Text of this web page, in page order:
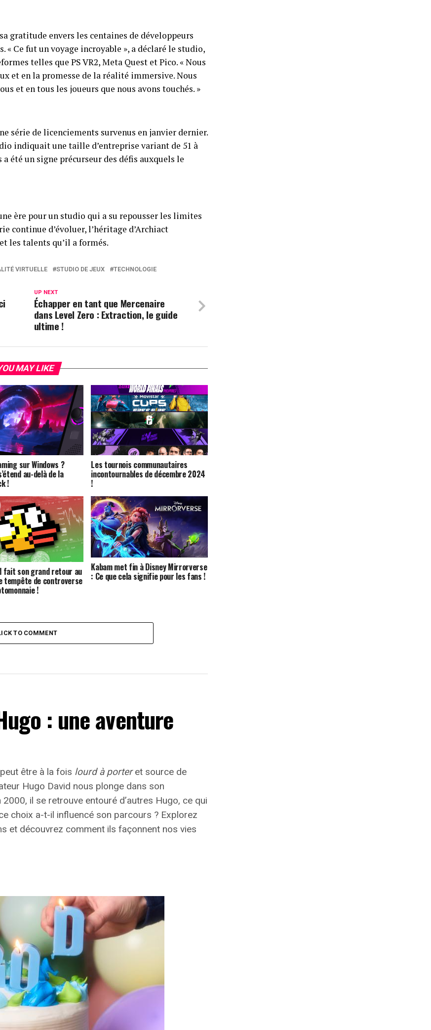
gratitude envers les centaines de développeurs
« Ce fut un voyage incroyable », a déclaré le studio,
telles que PS VR2, Meta Quest et Pico. « Nous
et en la promesse de la réalité immersive. Nous
et en tous les joueurs que nous avons touchés. »
série de licenciements survenus en janvier dernier.
indiquait une taille d’entreprise variant de 51 à
été un signe précurseur des défis auxquels le
ère pour un studio qui a su repousser les limites
continue d’évoluer, l’héritage d’Archiact
les talents qu’il a formés.
VIRTUELLE STUDIO DE JEUX TECHNOLOGIE
UP NEXT
Échapper en tant que Mercenaire
dans Level Zero : Extraction, le guide
ultime !
MAY LIKE
sur Windows ?
au-delà de la
!
Les tournois communautaires
incontournables de décembre 2024
!
fait son grand retour au
tempête de controverse
!
Kabam met fin à Disney Mirrorverse
: Ce que cela signifie pour les fans !
TO COMMENT
: une aventure
être à la fois lourd à porteret source de
Hugo David nous plonge dans son
il se retrouve entouré d’autres Hugo, ce qui
choix a-t-il influencé son parcours ? Explorez
et découvrez comment ils façonnent nos vies